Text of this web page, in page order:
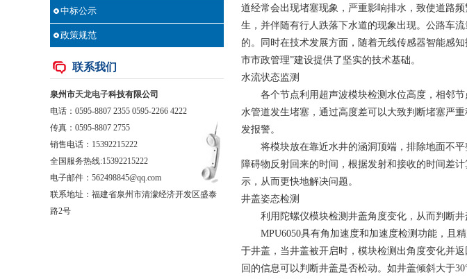
中标公示
政策规范
联系我们
泉州市天龙电子科技有限公司
电话：0595-8807 2355 0595-2266 4222
传真：0595-8807 2755
销售电话： 15392215222
全国服务热线:15392215222
电子邮件：562498845@qq.com
联系地址：福建省泉州市清濛经济开发区盛泰
路2号
道经常会出现堵塞现象，严重影响排水，致使道路
生，并伴随有行人跌落下水道的现象出现。公路车
的。同时在技术发展方面，随着无线传感器智能感知
市市政管理”建设提供了坚实的技术基础。
水流状态监测
各个节点利用超声波模块检测水位高度，相邻节
水管道发生堵塞，通过高度差可以大致判断堵塞
发报警。
将模块放在靠近水井的涵洞顶端，排除地面不平
障碍物反射回来的时间，根据发射和接收的时间差
示，从而更快地解决问题。
井盖姿态检测
利用陀螺仪模块检测井盖角度变化，从而判断井
MPU6050具有角加速度和加速度检测功能，且
于井盖，当井盖被开启时，模块检测出角度变化并
回的信息可以判断井盖是否松动。如井盖倾斜大于